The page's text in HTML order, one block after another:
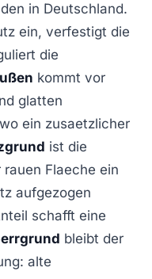
in Deutschland.
ein, verfestigt die
die
kommt vor
glatten
ein zusaetzlicher
ist die
Flaeche ein
aufgezogen
schafft eine
bleibt der
alte